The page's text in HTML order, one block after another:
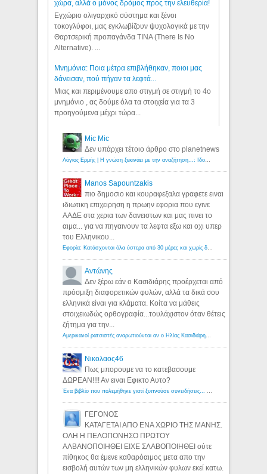
χώρα, αλλά ο μόνος δρόμος προς την ελευθερία!
Εγχώριο ολιγαρχικό σύστημα και ξένοι
τοκογλύφοι, μας εγκλωβίζουν ψυχολογικά με την
Θαρτσερική προπαγάνδα TINA (There Is No
Alternative). ...
Μνημόνια: Ποια μέτρα επιβλήθηκαν, ποιοι μας
δάνεισαν, πού πήγαν τα λεφτά...
Μιας και περιμένουμε απο στιγμή σε στιγμή το 4ο
μνημόνιο , ας δούμε όλα τα στοιχεία για τα 3
προηγούμενα μέχρι τώρα...
Mic Mic
Δεν υπάρχει τέτοιο άρθρο στο planetnews
Λόγιος Ερμής | Η γνώση ξεκινάει με την αναζήτηση...: Ιδού οι 18 που χρωστούν 11 δις ευρώ!
Manos Sapountzakis
πιο δημοσιο και κουραφεξαλα γραφετε ειναι
ιδιωτικη επιχειρηση η πρωην εφορια που εγινε
ΑΑΔΕ στα χερια των δανειστων και μας πινει το
αιμα... για να πηγαινουν τα λεφτα εξω και οχι υπερ
του Ελληνικου...
Εφορία: Κατάσχονται όλα ύστερα από 30 μέρες και χωρίς δικαστικές αποφάσεις - Λόγιος Ερμής
Αντώνης
Δεν ξέρω εάν ο Κασιδιάρης προέρχεται από
πρόσμιξη διαφορετικών φυλών, αλλά τα δικά σου
ελληνικά είναι για κλάματα. Κοίτα να μάθεις
στοιχειωδώς ορθογραφία...τουλάχιστον όταν θέτεις
ζήτημα για την...
Αμερικανοί ρατσιστές αναρωτιούνται αν ο Ηλίας Κασιδιάρης ανήκει στη λευκή φυλή... - Λόγιος Ερμής
Νικολαος46
Πως μπορουμε να το κατεβασουμε
ΔΩΡΕΑΝ!!!! Αν ειναι Εφικτο Αυτο?
Ένα βιβλίο που πολεμήθηκε γιατί ξυπνούσε συνειδήσεις... - Λόγιος Ερμής | Η γνώση ξεκινάει με την αναζήτηση...
ΓΕΓΟΝΟΣ
ΚΑΤΑΓΕΤΑΙ ΑΠΟ ΕΝΑ ΧΩΡΙΟ ΤΗΣ ΜΑΝΗΣ.
ΟΛΗ Η ΠΕΛΟΠΟΝΗΣΟ ΠΡΩΤΟΥ
ΑΛΒΑΝΟΠΟΙΗΘΕΙ ΕΙΧΕ ΣΛΑΒΟΠΟΙΗΘΕΙ ούτε
πίθηκος θα έμενε καθαρόαιμος μετα απο την
εισβολή αυτών των μη ελληνικών φυλων εκεί κατω.